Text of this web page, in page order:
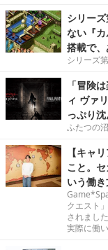
シリー
ない『
搭載で、
シリーズ
「冒険
ィ ヴァ
っぷり
ふたつの
【キャ
こと。
いう働
クエスト
されまし
実際に働